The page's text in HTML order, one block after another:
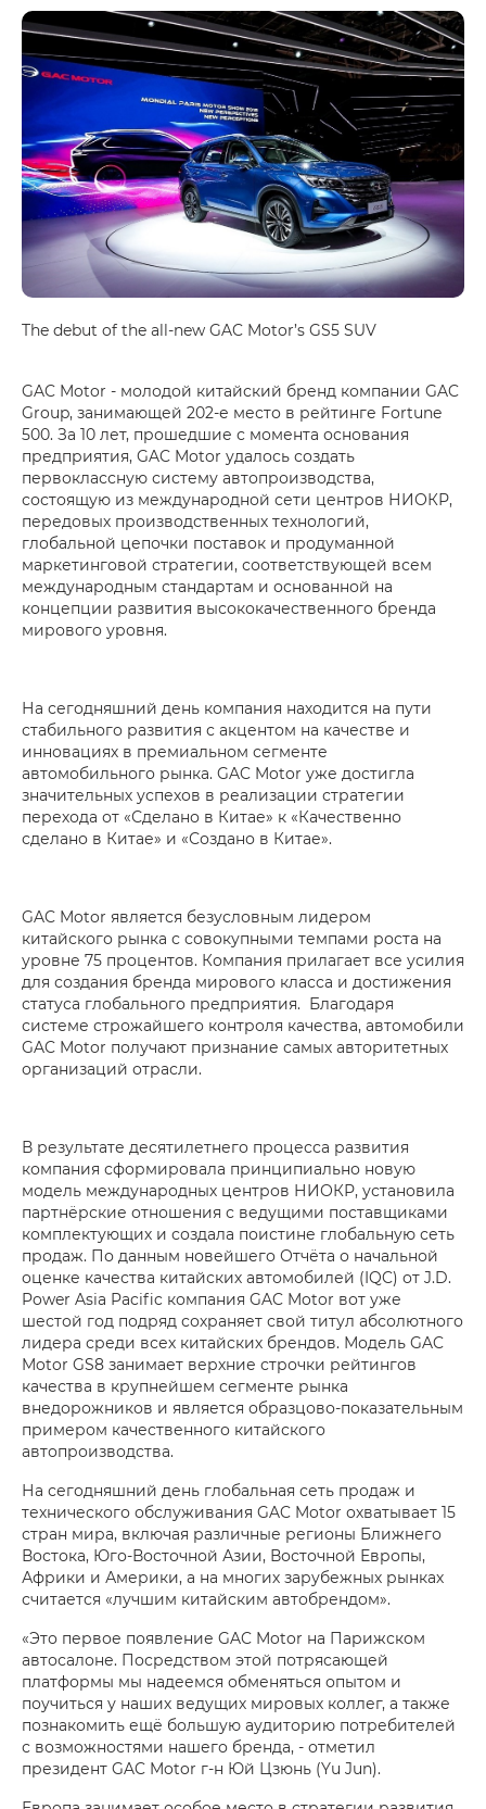
The debut of the all-new GAC Motor’s GS5 SUV
GAC Motor - молодой китайский бренд компании GAC
Group, занимающей 202-е место в рейтинге Fortune
500. За 10 лет, прошедшие с момента основания
предприятия, GAC Motor удалось создать
первоклассную систему автопроизводства,
состоящую из международной сети центров НИОКР,
передовых производственных технологий,
глобальной цепочки поставок и продуманной
маркетинговой стратегии, соответствующей всем
международным стандартам и основанной на
концепции развития высококачественного бренда
мирового уровня.
На сегодняшний день компания находится на пути
стабильного развития с акцентом на качестве и
инновациях в премиальном сегменте
автомобильного рынка. GAC Motor уже достигла
значительных успехов в реализации стратегии
перехода от «Сделано в Китае» к «Качественно
сделано в Китае» и «Создано в Китае».
GAC Motor является безусловным лидером
китайского рынка с совокупными темпами роста на
уровне 75 процентов. Компания прилагает все усилия
для создания бренда мирового класса и достижения
статуса глобального предприятия. Благодаря
системе строжайшего контроля качества, автомобили
GAC Motor получают признание самых авторитетных
организаций отрасли.
В результате десятилетнего процесса развития
компания сформировала принципиально новую
модель международных центров НИОКР, установила
партнёрские отношения с ведущими поставщиками
комплектующих и создала поистине глобальную сеть
продаж. По данным новейшего Отчёта о начальной
оценке качества китайских автомобилей (IQC) от J.D.
Power Asia Pacific компания GAC Motor вот уже
шестой год подряд сохраняет свой титул абсолютного
лидера среди всех китайских брендов. Модель GAC
Motor GS8 занимает верхние строчки рейтингов
качества в крупнейшем сегменте рынка
внедорожников и является образцово-показательным
примером качественного китайского
автопроизводства.
На сегодняшний день глобальная сеть продаж и
технического обслуживания GAC Motor охватывает 15
стран мира, включая различные регионы Ближнего
Востока, Юго-Восточной Азии, Восточной Европы,
Африки и Америки, а на многих зарубежных рынках
считается «лучшим китайским автобрендом».
«Это первое появление GAC Motor на Парижском
автосалоне. Посредством этой потрясающей
платформы мы надеемся обменяться опытом и
поучиться у наших ведущих мировых коллег, а также
познакомить ещё большую аудиторию потребителей
с возможностями нашего бренда, - отметил
президент GAC Motor г-н Юй Цзюнь (Yu Jun).